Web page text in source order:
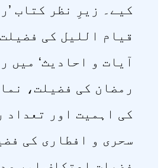
کیے۔ زیرِ نظر کتاب
قیام اللیل کی
آیات و احادیث‘ میں
رمضان کی فضیلت،
کی اہمیت اور تعداد
سحری و افطاری کی